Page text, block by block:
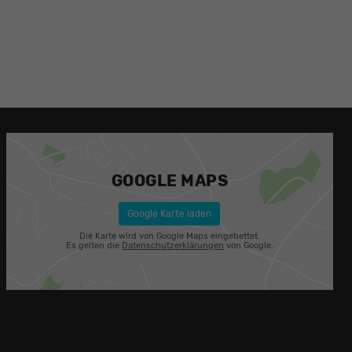
GOOGLE MAPS
Google Karte laden
Die Karte wird von Google Maps eingebettet.
Es gelten die Datenschutzerklärungen von Google.